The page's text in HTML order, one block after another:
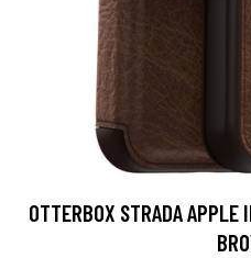
OTTERBOX STRADA APPLE